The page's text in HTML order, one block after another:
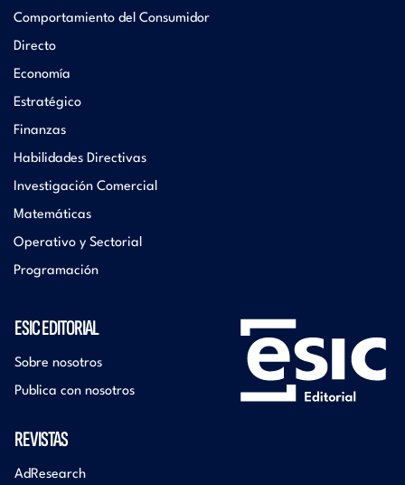
Comportamiento del Consumidor
Directo
Economía
Estratégico
Finanzas
Habilidades Directivas
Investigación Comercial
Matemáticas
Operativo y Sectorial
Programación
ESIC EDITORIAL
Sobre nosotros
Publica con nosotros
REVISTAS
AdResearch